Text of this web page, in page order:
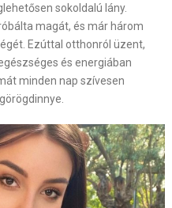
sokoldalú lány.
magát, és már három
Ezúttal otthonról üzent,
és energiában
minden nap szívesen